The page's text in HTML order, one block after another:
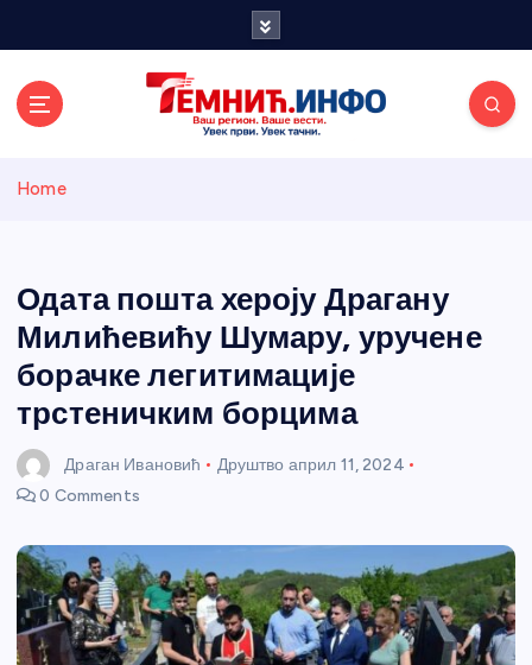
и портал
Home
Одата пошта хероју Драгану
Милићевићу Шумару, уручене
борачке легитимације
трстеничким борцима
Драган Ивановић Друштво април 11, 2024
0 Comments